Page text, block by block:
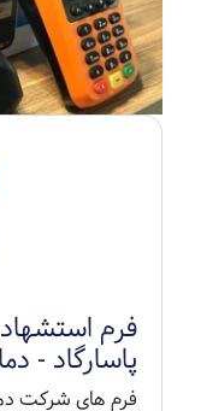
فرم
پاسارگاد -
فرم های شرکت